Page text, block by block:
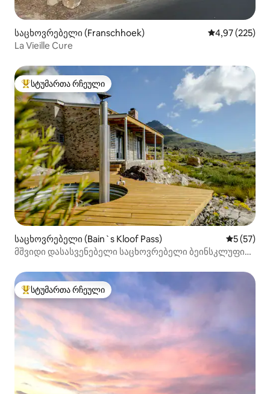
საცხოვრებელი (Franschhoek) საშუალო
4,97 (225)
La Vieille Cure
სტუმართა რჩეული მოწინავე ვარიანტი
სტუმართა რჩეული
საცხოვრებელი (Bain`s Kloof Pass) საშუალო
5 (57)
მშვიდი დასასვენებელი საცხოვრებელი ბეინსკლუფის
სტუმართა რჩეული მოწინავე ვარიანტი
სტუმართა რჩეული